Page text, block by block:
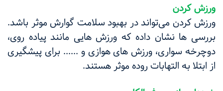
ورزش کردن
ورزش کردن می‌تواند در بهبود سلامت گوارش موثر باشد.
بررسی ها نشان داده که ورزش هایی مانند پیاده روی،
دوچرخه سواری، ورزش های هوازی و ...... برای پیشگیری
از ابتلا به التهابات روده موثر هستند.